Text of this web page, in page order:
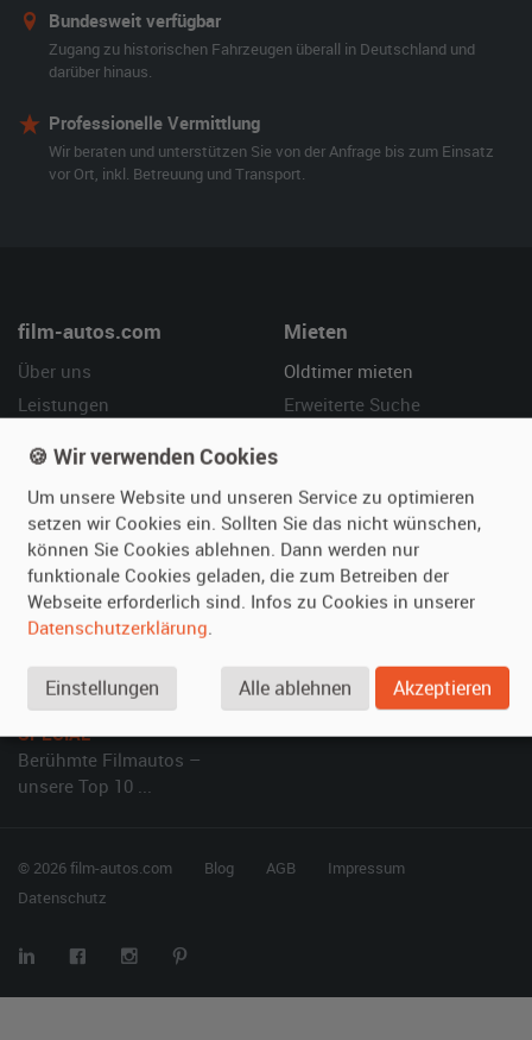
Bundesweit verfügbar
Zugang zu historischen Fahrzeugen überall in Deutschland und
darüber hinaus.
Professionelle Vermittlung
Wir beraten und unterstützen Sie von der Anfrage bis zum Einsatz
vor Ort, inkl. Betreuung und Transport.
film-autos.com
Über uns
Leistungen
Kundenmeinungen
Mieten
Oldtimer mieten
Erweiterte Suche
Vermieten
Oldtimer anmelden
Fotos senden
Fragen für Vermieter
Inserat verwalten
Hilfe
Häufige Fragen (FAQ)
So funktioniert's
SPECIAL
Berühmte Filmautos –
unsere Top 10 ...
© 2026 film-autos.com Blog AGB
Impressum
Datenschutz
🍪 Wir verwenden Cookies
Um unsere Website und unseren Service zu optimieren
setzen wir Cookies ein. Sollten Sie das nicht wünschen,
können Sie Cookies ablehnen. Dann werden nur
funktionale Cookies geladen, die zum Betreiben der
Webseite erforderlich sind. Infos zu Cookies in unserer
Datenschutzerklärung.
Einstellungen Alle ablehnen Akzeptieren